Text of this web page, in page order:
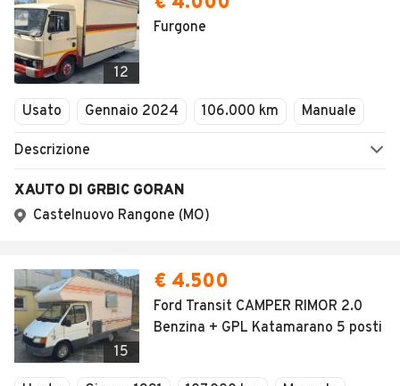
12
Furgone
Usato Gennaio 2024 106.000 km Manuale
Descrizione
XAUTO DI GRBIC GORAN
Castelnuovo Rangone (MO)
15
€ 4.500
Ford Transit CAMPER RIMOR 2.0
Benzina + GPL Katamarano 5 posti